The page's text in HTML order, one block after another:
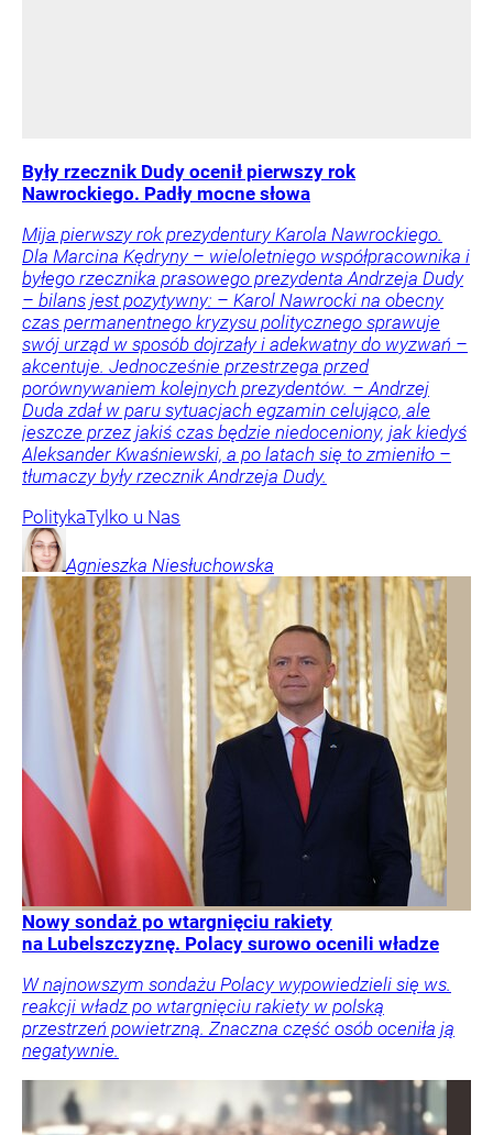
Były rzecznik Dudy ocenił pierwszy rok
Nawrockiego. Padły mocne słowa
Mija pierwszy rok prezydentury Karola Nawrockiego.
Dla Marcina Kędryny – wieloletniego współpracownika i
byłego rzecznika prasowego prezydenta Andrzeja Dudy
– bilans jest pozytywny: – Karol Nawrocki na obecny
czas permanentnego kryzysu politycznego sprawuje
swój urząd w sposób dojrzały i adekwatny do wyzwań –
akcentuje. Jednocześnie przestrzega przed
porównywaniem kolejnych prezydentów. – Andrzej
Duda zdał w paru sytuacjach egzamin celująco, ale
jeszcze przez jakiś czas będzie niedoceniony, jak kiedyś
Aleksander Kwaśniewski, a po latach się to zmieniło –
tłumaczy były rzecznik Andrzeja Dudy.
PolitykaTylko u Nas
Agnieszka Niesłuchowska
Nowy sondaż po wtargnięciu rakiety
na Lubelszczyznę. Polacy surowo ocenili władze
W najnowszym sondażu Polacy wypowiedzieli się ws.
reakcji władz po wtargnięciu rakiety w polską
przestrzeń powietrzną. Znaczna część osób oceniła ją
negatywnie.